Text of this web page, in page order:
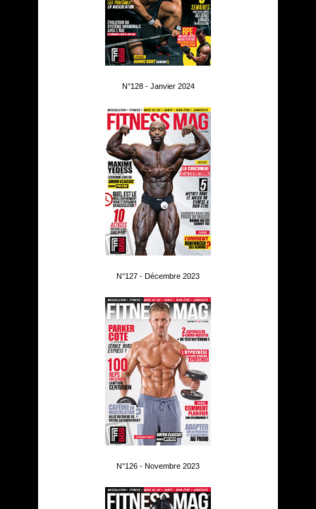
N°128 - Janvier 2024
N°127 - Décembre 2023
N°126 - Novembre 2023